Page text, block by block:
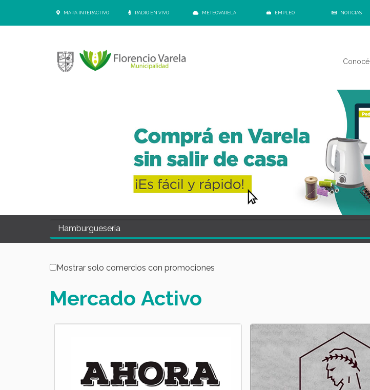
MAPA INTERACTIVO RADIO EN VIVO METEOVARELA EMPLEO NOTICIAS
Conocé
Mostrar solo comercios con promociones
Mercado Activo